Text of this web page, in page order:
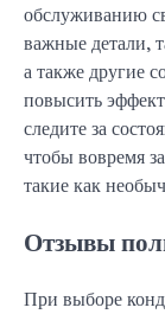
обслуживанию
важные детали,
а также другие
повысить
следите за
чтобы вовремя
такие как
Отзывы
При выборе